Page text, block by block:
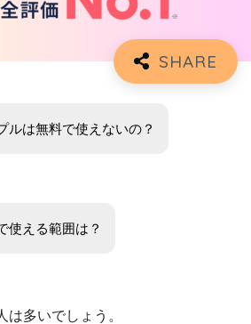
ルは無料で使えないの？
使える範囲は？
は多いでしょう。